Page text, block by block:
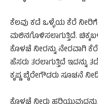
ಕೆಲವು ಕಡೆ ಒಳ್ಳೆಯ ಕೆರೆ
ಮಲಿನಗೊಳಿಸಲಾಗುತ್ತಿದೆ.
ಕೊಳಚೆ ನೀರನ್ನು ನೇರವಾಗಿ
ಹೆಸರು ತರಲಾಗುತ್ತಿದೆ ಇದನ್ನು
ಕೃಷ್ಣ ಬೈರೇಗೌಡರು ಸೂಚನೆ